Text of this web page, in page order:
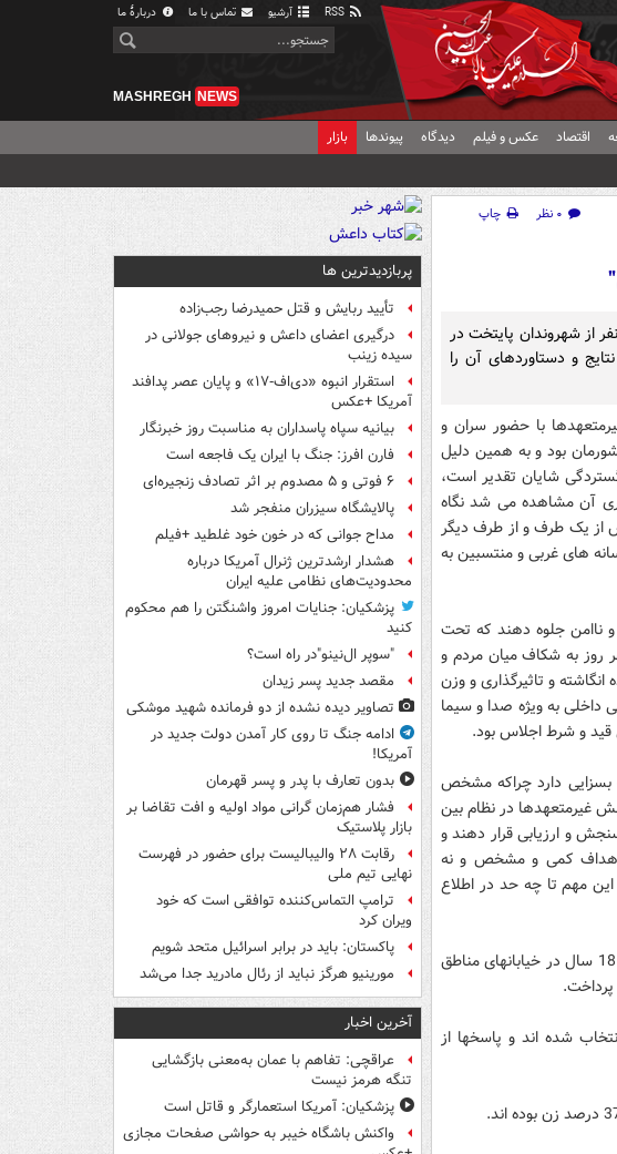
آرشیو تماس با ما دربارهٔ ما
MASHREGH NEWS
اقتصاد عکس و فیلم دیدگاه پیوندها بازار
۰ نظر
چاپ
مرکز افکار سنجی خبرگزاری مهر نتایج نظر سنجی خود در میان 1200 نفر از شهروندان پایتخت در
و دستاوردهای آن را
با حضور سران و
کشورمان بود و به همین دلیل
شایان تقدیر است،
آن مشاهده می شد نگاه
از یک طرف و از طرف دیگر
های غربی و منتسبین به
ناامن جلوه دهند که تحت
روز به شکاف میان مردم و
و تاثیرگذاری و وزن
داخلی به ویژه صدا و سیما
قید و شرط اجلاس بود.
بسزایی دارد چراکه مشخص
غیرمتعهدها در نظام بین
و ارزیابی قرار دهند و
اهداف کمی و مشخص و نه
مهم تا چه حد در اطلاع
مرکز افکار سنجی مهر در یک نظرسنجی که از 1200 نفر از عابران بالای 18 سال در خیابانهای مناطق
شده اند و پاسخها از
پربازدیدترین ها
تأیید ربایش و قتل حمیدرضا رجب‌زاده
درگیری اعضای داعش و نیروهای جولانی در
سیده زینب
استقرار انبوه «دی‌اف‑۱۷» و پایان عصر پدافند
آمریکا +عکس
بیانیه سپاه پاسداران به مناسبت روز خبرنگار
فارن افرز: جنگ با ایران یک فاجعه است
۶ فوتی و ۵ مصدوم بر اثر تصادف زنجیره‌ای
پالایشگاه سیزران منفجر شد
مداح جوانی که در خون خود غلطید +فیلم
هشدار ارشدترین ژنرال آمریکا درباره
محدودیت‌های نظامی علیه ایران
پزشکیان: جنایات امروز واشنگتن را هم محکوم
کنید
"سوپر ال‌نینو"در راه است؟
مقصد جدید پسر زیدان
تصاویر دیده‌ نشده از دو فرمانده شهید موشکی
ادامه جنگ تا روی کار آمدن دولت جدید در
آمریکا!
بدون تعارف با پدر و پسر قهرمان
فشار هم‌زمان گرانی مواد اولیه و افت تقاضا بر
بازار پلاستیک
رقابت ۲۸ والیبالیست برای حضور در فهرست
نهایی تیم ملی
ترامپ التماس‌کننده توافقی است که خود
ویران کرد
پاکستان: باید در برابر اسرائیل متحد شویم
مورینیو هرگز نباید از رئال مادرید جدا می‌شد
آخرین اخبار
عراقچی: تفاهم با عمان به‌معنی بازگشایی
تنگه هرمز نیست
پزشکیان: آمریکا استعمارگر و قاتل است
واکنش باشگاه خیبر به حواشی صفحات مجازی